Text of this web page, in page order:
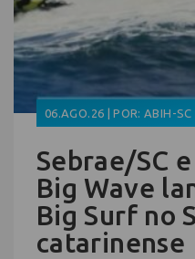
06.AGO.26 | POR: ABIH-SC
Sebrae/SC
Big Wave
Big Surf no
catarinense